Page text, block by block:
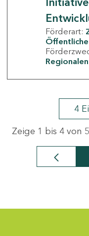
Förderart:
4
Zeige 1 bis 4 von